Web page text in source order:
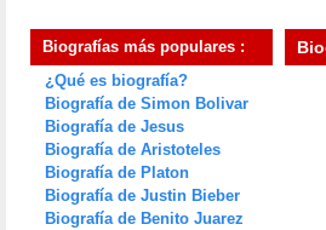
Biografías más populares :
¿Qué es biografía?
Biografía de Simon Bolivar
Biografía de Jesus
Biografía de Aristoteles
Biografía de Platon
Biografía de Justin Bieber
Biografía de Benito Juarez